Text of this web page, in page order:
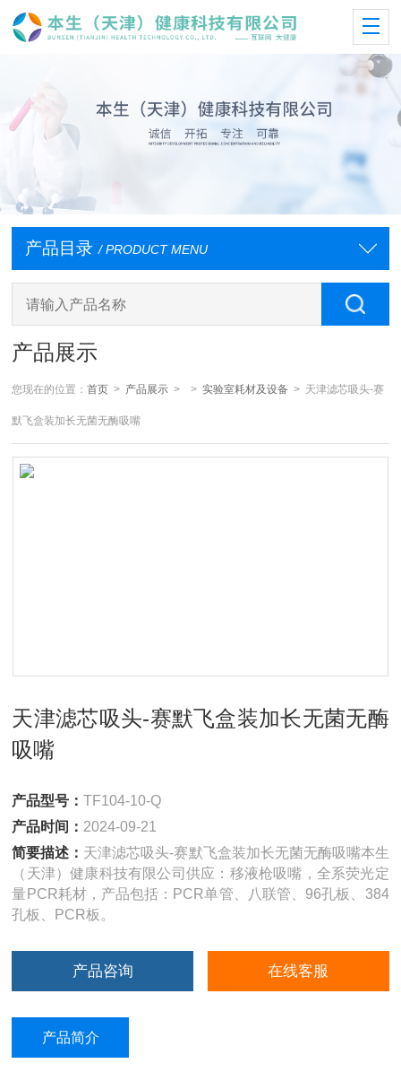
产品目录 / PRODUCT MENU
产品展示
您现在的位置：首页 > 产品展示 > >实验室耗材及设备 > 天津滤芯吸头-赛
默飞盒装加长无菌无酶吸嘴
天津滤芯吸头-赛默飞盒装加长无菌无酶
吸嘴
产品型号：TF104-10-Q
产品时间： 2024-09-21
简要描述： 天津滤芯吸头-赛默飞盒装加长无菌无酶吸嘴本生
（天津）健康科技有限公司供应：移液枪吸嘴，全系荧光定
量PCR耗材，产品包括：PCR单管、八联管、96孔板、384
孔板、PCR板。
产品咨询 在线客服
产品简介